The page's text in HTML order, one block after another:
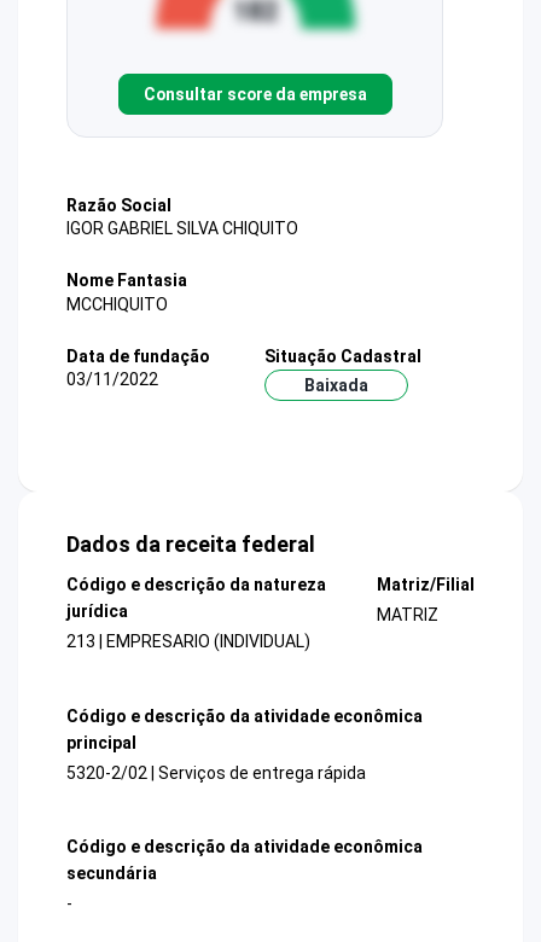
Consultar score da empresa
Razão Social
IGOR GABRIEL SILVA CHIQUITO
Nome Fantasia
MCCHIQUITO
Data de fundação
03/11/2022
Situação Cadastral
Baixada
Dados da receita federal
Código e descrição da natureza
jurídica
213 | EMPRESARIO (INDIVIDUAL)
Matriz/Filial
MATRIZ
Código e descrição da atividade econômica
principal
5320-2/02 | Serviços de entrega rápida
Código e descrição da atividade econômica
secundária
-